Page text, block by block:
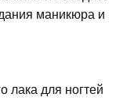
маникюра и
лака для ногтей